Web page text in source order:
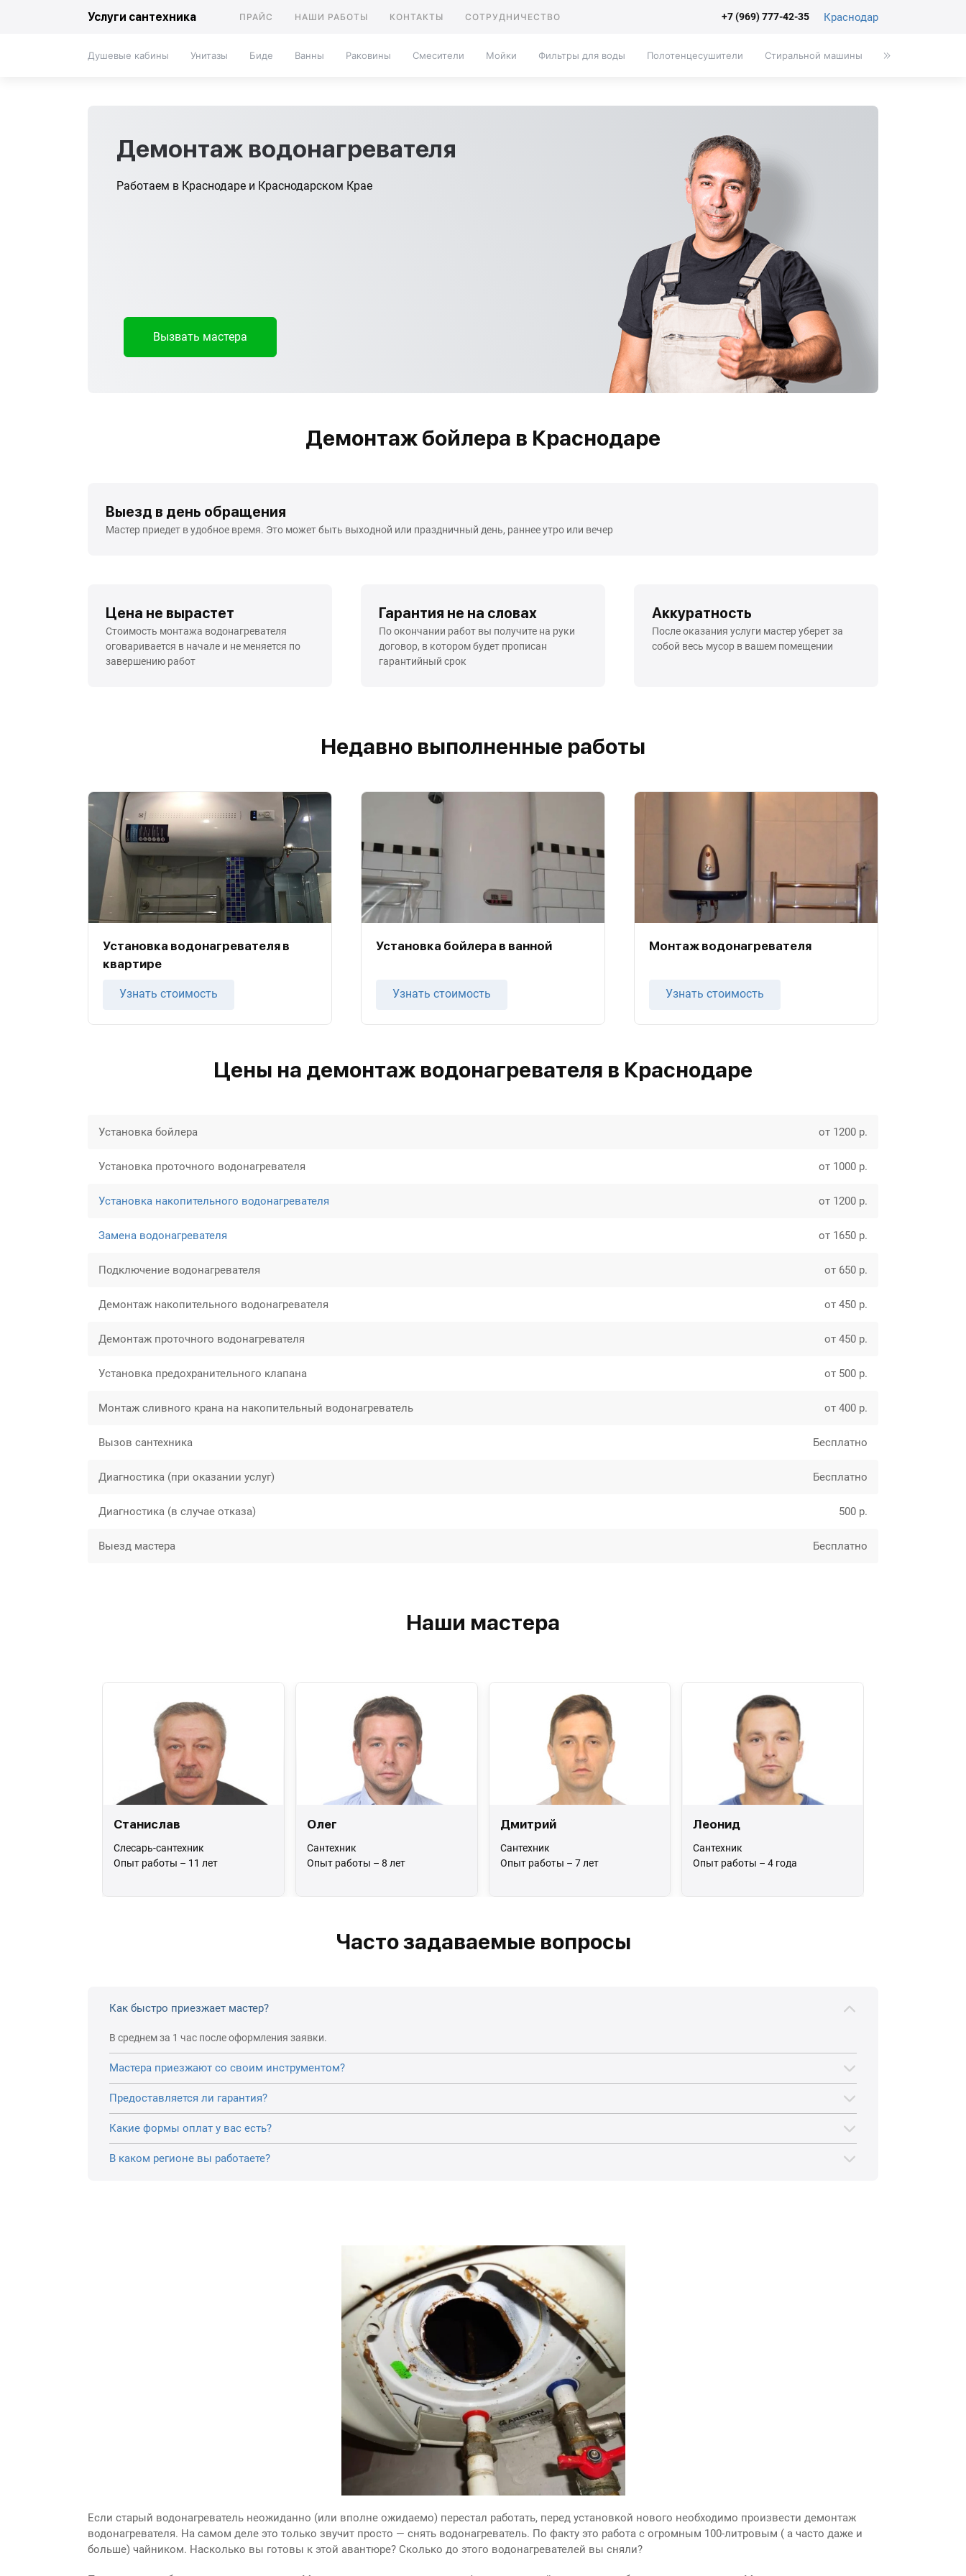
Услуги сантехника ПРАЙС НАШИ РАБОТЫ КОНТАКТЫ СОТРУДНИЧЕСТВО +7 (969) 777-42-35 Краснодар
Душевые кабины Унитазы Биде Ванны Раковины Смесители Мойки Фильтры для воды Полотенцесушители Стиральной машины Писсуары
Демонтаж водонагревателя
Работаем в Краснодаре и Краснодарском Крае
Вызвать мастера
Демонтаж бойлера в Краснодаре
Выезд в день обращения
Мастер приедет в удобное время. Это может быть выходной или праздничный день, раннее утро или вечер
Цена не вырастет
Стоимость монтажа водонагревателя
оговаривается в начале и не меняется по
завершению работ
Гарантия не на словах
По окончании работ вы получите на руки
договор, в котором будет прописан
гарантийный срок
Аккуратность
После оказания услуги мастер уберет за
собой весь мусор в вашем помещении
Недавно выполненные работы
Установка водонагревателя в
квартире
Узнать стоимость
Установка бойлера в ванной
Узнать стоимость
Монтаж водонагревателя
Узнать стоимость
Цены на демонтаж водонагревателя в Краснодаре
Установка бойлера от 1200 р.
Установка проточного водонагревателя от 1000 р.
Установка накопительного водонагревателя от 1200 р.
Замена водонагревателя от 1650 р.
Подключение водонагревателя от 650 р.
Демонтаж накопительного водонагревателя от 450 р.
Демонтаж проточного водонагревателя от 450 р.
Установка предохранительного клапана от 500 р.
Монтаж сливного крана на накопительный водонагреватель от 400 р.
Вызов сантехника Бесплатно
Диагностика (при оказании услуг) Бесплатно
Диагностика (в случае отказа) 500 р.
Выезд мастера Бесплатно
Наши мастера
Станислав
Слесарь-сантехник
Опыт работы – 11 лет
Олег
Сантехник
Опыт работы – 8 лет
Дмитрий
Сантехник
Опыт работы – 7 лет
Леонид
Сантехник
Опыт работы – 4 года
Часто задаваемые вопросы
Как быстро приезжает мастер?
В среднем за 1 час после оформления заявки.
Мастера приезжают со своим инструментом?
Предоставляется ли гарантия?
Какие формы оплат у вас есть?
В каком регионе вы работаете?
Если старый водонагреватель неожиданно (или вполне ожидаемо) перестал работать, перед установкой нового необходимо произвести демонтаж
водонагревателя. На самом деле это только звучит просто — снять водонагреватель. По факту это работа с огромным 100-литровым ( а часто даже и
больше) чайником. Насколько вы готовы к этой авантюре? Сколько до этого водонагревателей вы сняли?